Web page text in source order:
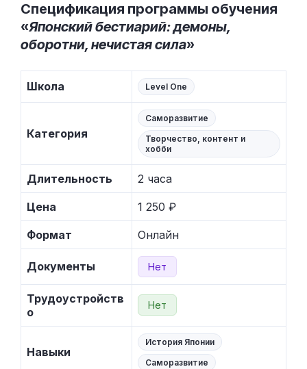
Спецификация программы обучения
«Японский бестиарий: демоны,
оборотни, нечистая сила»
Школа Level One
Категория
Саморазвитие
Творчество, контент и
хобби
Длительность 2 часа
Цена 1 250 ₽
Формат Онлайн
Документы Нет
Трудоустройств
о
Нет
Навыки
История Японии
Саморазвитие